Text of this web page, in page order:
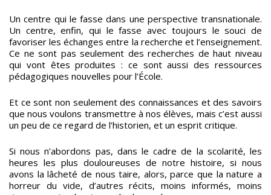
Un centre qui le fasse dans une perspective transnationale.
Un centre, enfin, qui le fasse avec toujours le souci de
favoriser les échanges entre la recherche et l’enseignement.
Ce ne sont pas seulement des recherches de haut niveau
qui vont êtes produites : ce sont aussi des ressources
pédagogiques nouvelles pour l’École.
Et ce sont non seulement des connaissances et des savoirs
que nous voulons transmettre à nos élèves, mais c’est aussi
un peu de ce regard de l’historien, et un esprit critique.
Si nous n’abordons pas, dans le cadre de la scolarité, les
heures les plus douloureuses de notre histoire, si nous
avons la lâcheté de nous taire, alors, parce que la nature a
horreur du vide, d’autres récits, moins informés, moins